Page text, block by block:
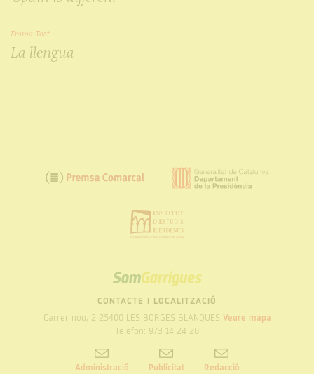
Emma Tost
La llengua
SOM
GARRIGUES
CONTACTE I LOCALITZACIÓ
Carrer nou, 2 25400 LES BORGES BLANQUES Veure mapa
Telèfon: 973 14 24 20
Administració Publicitat Redacció